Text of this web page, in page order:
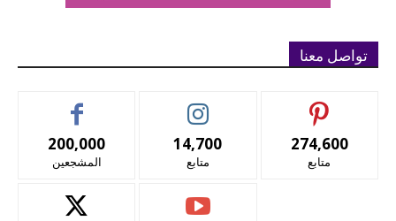
تواصل معنا
200,000
المشجعين
14,700
متابع
274,600
متابع